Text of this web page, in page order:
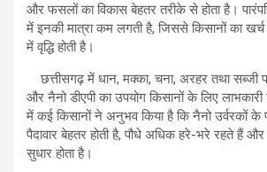
और फसलों का विकास बेहतर तरीके से होता है।
में इनकी मात्रा कम लगती है, जिससे किसानों का
में वृद्धि होती है।
छत्तीसगढ़ में धान, मक्का, चना, अरहर तथा सब्जी
और नैनो डीएपी का उपयोग किसानों के लिए लाभकारी
में कई किसानों ने अनुभव किया है कि नैनो उर्वरकों
पैदावार बेहतर होती है, पौधे अधिक हरे-भरे रहते हैं और
सुधार होता है।